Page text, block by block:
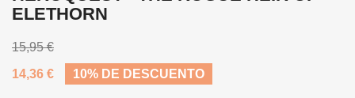
ELETHORN
15,95 €
14,36 €
10% DE DESCUENTO